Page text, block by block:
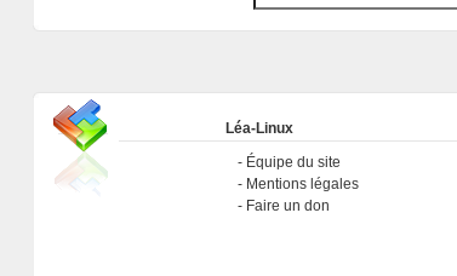
Léa-Linux
Équipe du site
Mentions légales
Faire un don